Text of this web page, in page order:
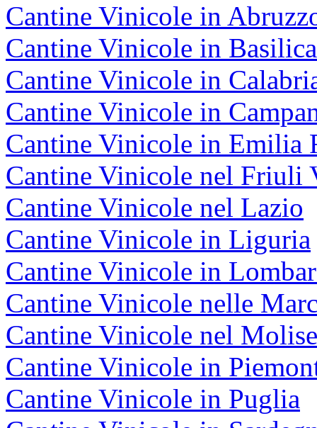
Cantine Vinicole in
Cantine Vinicole in
Cantine Vinicole in
Cantine Vinicole in
Cantine Vinicole in Emilia
Cantine Vinicole nel Friuli
Cantine Vinicole nel Lazio
Cantine Vinicole in Liguria
Cantine Vinicole in
Cantine Vinicole nelle
Cantine Vinicole nel Molise
Cantine Vinicole in
Cantine Vinicole in Puglia